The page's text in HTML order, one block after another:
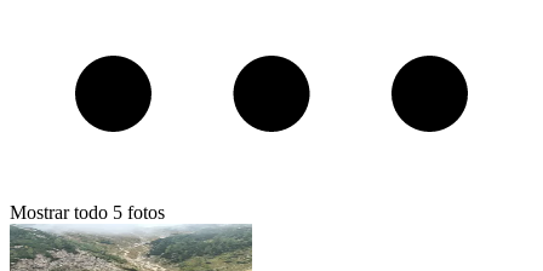
Mostrar todo 5 fotos